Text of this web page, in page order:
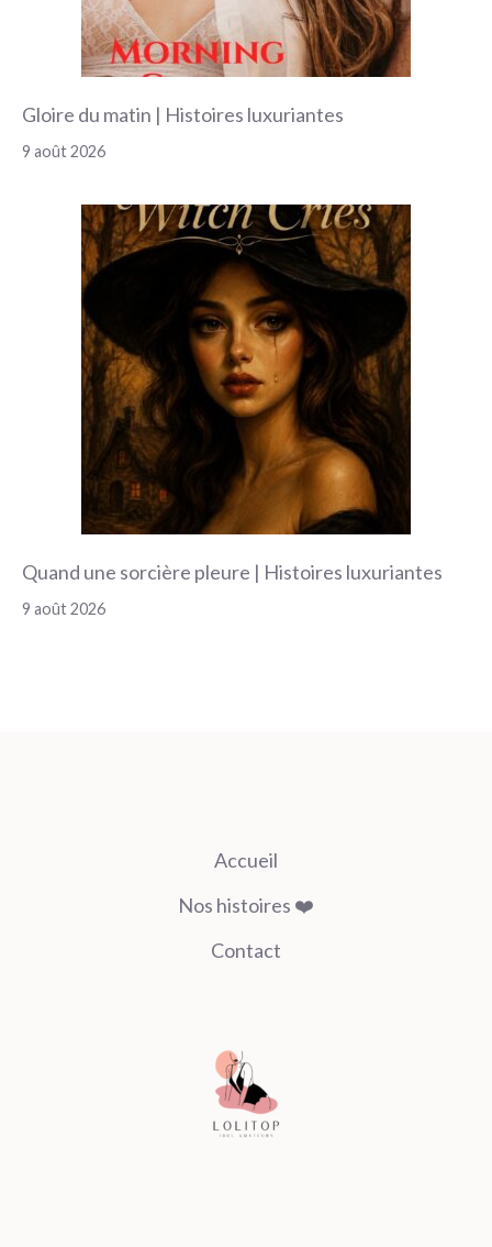
Gloire du matin | Histoires luxuriantes
9 août 2026
Quand une sorcière pleure | Histoires luxuriantes
9 août 2026
Accueil
Nos histoires ❤️
Contact